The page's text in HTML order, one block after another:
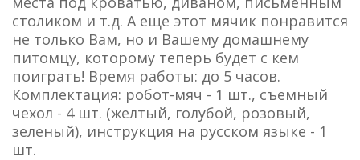
столиком и т.д. А еще этот мячик понравится
не только Вам, но и Вашему домашнему
питомцу, которому теперь будет с кем
поиграть! Время работы: до 5 часов.
Комплектация: робот-мяч - 1 шт., съемный
чехол - 4 шт. (желтый, голубой, розовый,
зеленый), инструкция на русском языке - 1
шт.